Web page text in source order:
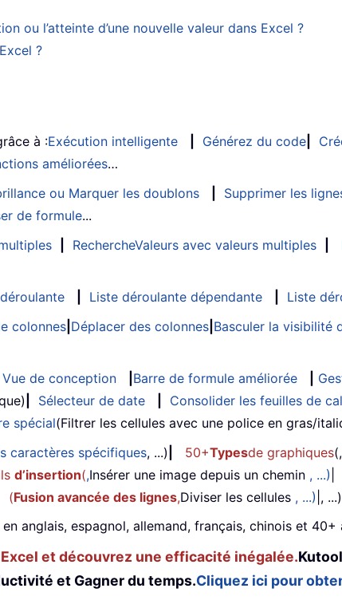
ou l’atteinte d’une nouvelle valeur dans Excel ?
?
à :Exécution intelligente Générez du code
améliorées…
ou Marquer les doublons Supprimer les
de formule...
RechercheValeurs avec valeurs multiples
Liste déroulante dépendante Liste
colonnes Déplacer des colonnes Basculer la visibilité
Vue de conception Barre de formule améliorée
Sélecteur de date Consolider les feuilles de
spécial(Filtrer les cellules avec une police en gras/
caractères spécifiques, ...) 50+Typesde graphiques
d’insertion(,Insérer une image depuis un chemin , ...)
(Fusion avancée des lignes,Diviser les cellules , ...) |,
anglais, espagnol, allemand, français, chinois et 40+
et découvrez une efficacité inégalée.
et Gagner du temps.Cliquez ici pour